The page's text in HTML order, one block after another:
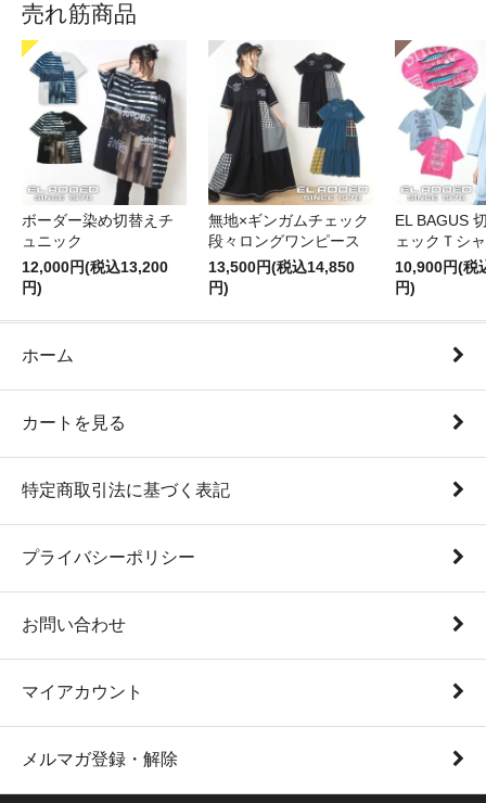
売れ筋商品
ボーダー染め切替えチ
ュニック
12,000円(税込13,200
円)
無地×ギンガムチェック
段々ロングワンピース
13,500円(税込14,850
円)
EL BAGUS
ェックＴシ
10,900円(税
円)
ホーム
カートを見る
特定商取引法に基づく表記
プライバシーポリシー
お問い合わせ
マイアカウント
メルマガ登録・解除